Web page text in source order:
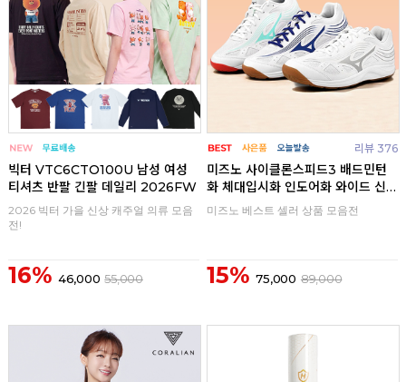
빅터 VTC6CTO100U 남성 여성
티셔츠 반팔 긴팔 데일리 2026FW
2026 빅터 가을 신상 캐주얼 의류 모음
전!
16% 46,000 55,000
리뷰 376
미즈노 사이클론스피드3 배드민턴
화 체대입시화 인도어화 와이드 신
발
미즈노 베스트 셀러 상품 모음전
15% 75,000 89,000